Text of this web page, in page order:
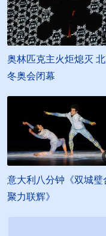
奥林匹克主火炬熄灭
冬奥会闭幕
意大利八分钟《双城璧
聚力联辉》